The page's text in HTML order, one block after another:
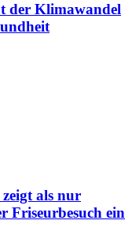
der Klimawandel
als nur
Friseurbesuch ein